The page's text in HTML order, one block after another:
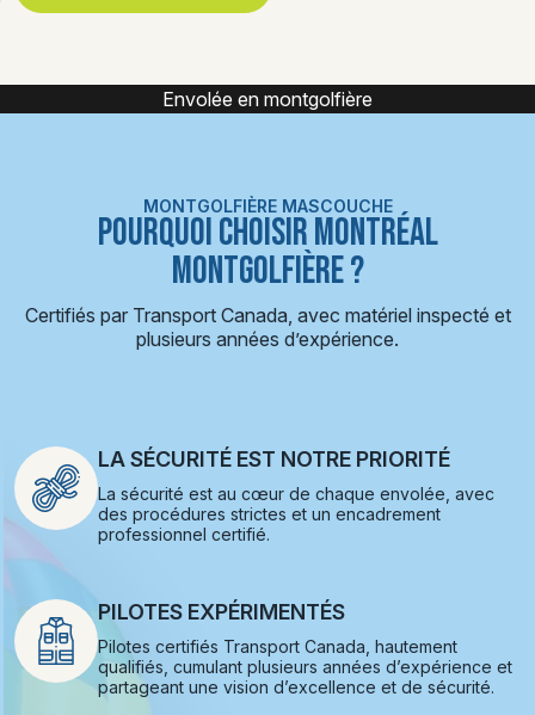
Expérience montgolfière
MONTGOLFIÈRE MASCOUCHE
POURQUOI CHOISIR MONTRÉAL
MONTGOLFIÈRE ?
Certifiés par Transport Canada, avec matériel inspecté et
plusieurs années d’expérience.
LA SÉCURITÉ EST NOTRE PRIORITÉ
La sécurité est au cœur de chaque envolée, avec
des procédures strictes et un encadrement
professionnel certifié.
PILOTES EXPÉRIMENTÉS
Pilotes certifiés Transport Canada, hautement
qualifiés, cumulant plusieurs années d’expérience et
partageant une vision d’excellence et de sécurité.